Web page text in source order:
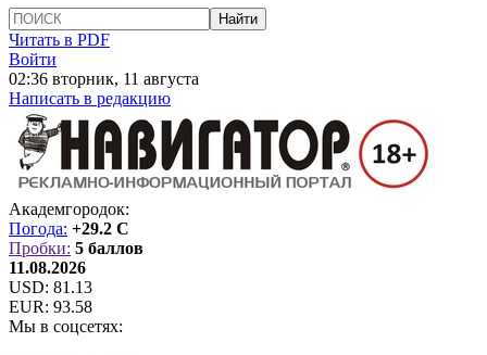
Читать в PDF
Войти
02:36 вторник, 11 августа
Написать в редакцию
Академгородок:
Погода: +29.2 C
Пробки: 5 баллов
11.08.2026
USD: 81.13
EUR: 93.58
Мы в соцсетях: